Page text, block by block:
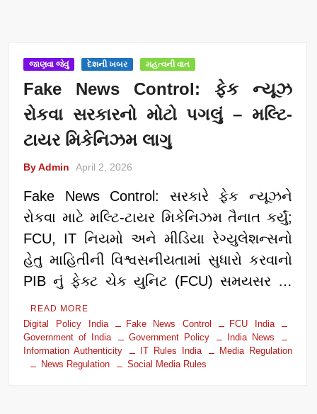
જાણવા જેવું દેશની ખબર મહત્વની વાત
Fake News Control: ફેક ન્યૂઝ
રોકવા સરકારનો મોટો પગલું – મલ્ટિ-
ટાયર મિકેનિઝમ લાગુ
By Admin April 2, 2026
Fake News Control: સરકારે ફેક ન્યૂઝને
રોકવા માટે મલ્ટિ-ટાયર મિકેનિઝમ તૈનાત કર્યું;
FCU, IT નિયમો અને મીડિયા રેગ્યુલેશન્સનો
હેતુ માહિતીની વિશ્વસનીયતામાં સુધારો કરવાનો
PIB નું ફેક્ટ ચેક યુનિટ (FCU) સમયસર …
READ MORE
Digital Policy India Fake News Control
FCU India
Government of India
Government Policy
India News
Information Authenticity
IT Rules India
Media Regulation
News Regulation
Social Media Rules